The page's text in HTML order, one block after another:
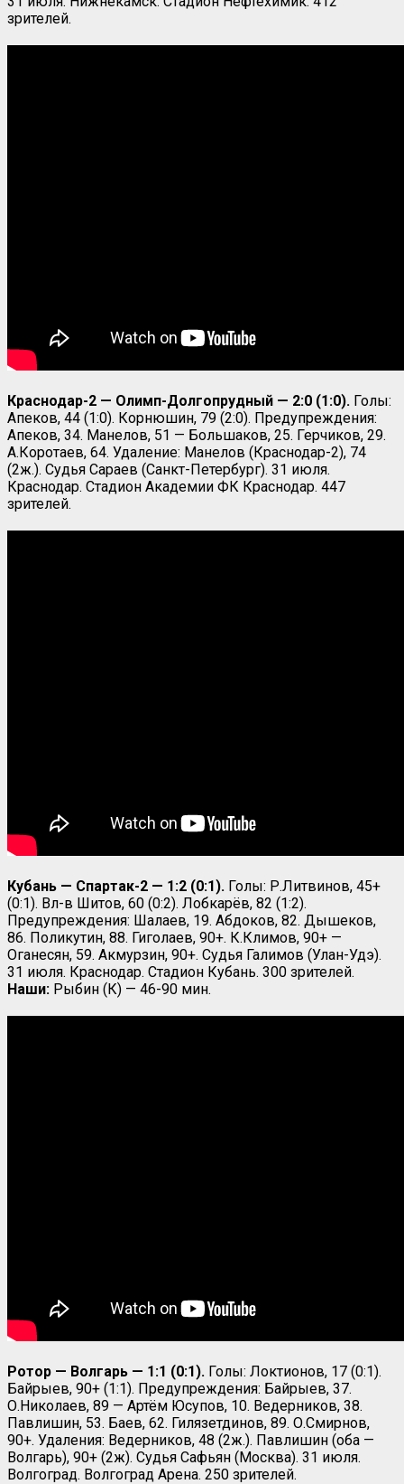
зрителей.
Краснодар-2 — Олимп-Долгопрудный — 2:0 (1:0). Голы:
Апеков, 44 (1:0). Корнюшин, 79 (2:0). Предупреждения:
Апеков, 34. Манелов, 51 — Большаков, 25. Герчиков, 29.
А.Коротаев, 64. Удаление: Манелов (Краснодар-2), 74
(2ж.). Судья Сараев (Санкт-Петербург). 31 июля.
Краснодар. Стадион Академии ФК Краснодар. 447
зрителей.
Кубань — Спартак-2 — 1:2 (0:1). Голы: Р.Литвинов, 45+
(0:1). Вл-в Шитов, 60 (0:2). Лобкарёв, 82 (1:2).
Предупреждения: Шалаев, 19. Абдоков, 82. Дышеков,
86. Поликутин, 88. Гиголаев, 90+. К.Климов, 90+ —
Оганесян, 59. Акмурзин, 90+. Судья Галимов (Улан-Удэ).
31 июля. Краснодар. Стадион Кубань. 300 зрителей.
Наши: Рыбин (К) — 46-90 мин.
Ротор — Волгарь — 1:1 (0:1). Голы: Локтионов, 17 (0:1).
Байрыев, 90+ (1:1). Предупреждения: Байрыев, 37.
О.Николаев, 89 — Артём Юсупов, 10. Ведерников, 38.
Павлишин, 53. Баев, 62. Гилязетдинов, 89. О.Смирнов,
90+. Удаления: Ведерников, 48 (2ж.). Павлишин (оба —
Волгарь), 90+ (2ж). Судья Сафьян (Москва). 31 июля.
Волгоград. Волгоград Арена. 250 зрителей.